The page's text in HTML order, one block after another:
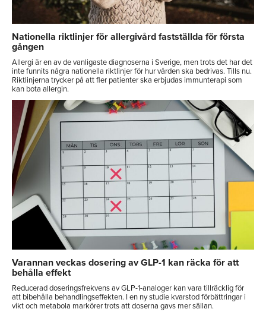
Nationella riktlinjer för allergivård fastställda för första
gången
Allergi är en av de vanligaste diagnoserna i Sverige, men trots det har det
inte funnits några nationella riktlinjer för hur vården ska bedrivas. Tills nu.
Riktlinjerna trycker på att fler patienter ska erbjudas immunterapi som
kan bota allergin.
Varannan veckas dosering av GLP-1 kan räcka för att
behålla effekt
Reducerad doseringsfrekvens av GLP-1-analoger kan vara tillräcklig för
att bibehålla behandlingseffekten. I en ny studie kvarstod förbättringar i
vikt och metabola markörer trots att doserna gavs mer sällan.